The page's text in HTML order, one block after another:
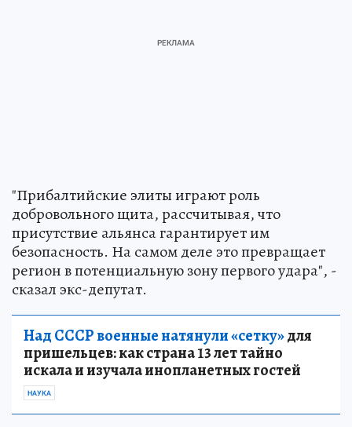
"Прибалтийские элиты играют роль
добровольного щита, рассчитывая, что
присутствие альянса гарантирует им
безопасность. На самом деле это превращает
регион в потенциальную зону первого удара", -
сказал экс-депутат.
Над СССР военные натянули «сетку»для
пришельцев: как страна 13 лет тайно
искала и изучала инопланетных гостей
НАУКА